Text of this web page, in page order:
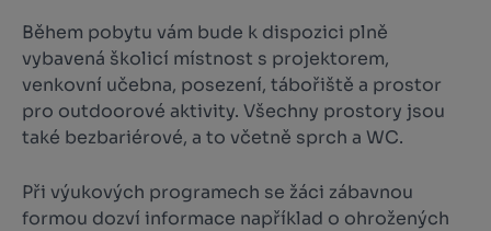
Během pobytu vám bude k dispozici plně
vybavená školicí místnost s projektorem,
venkovní učebna, posezení, tábořiště a prostor
pro outdoorové aktivity. Všechny prostory jsou
také bezbariérové, a to včetně sprch a WC.
Při výukových programech se žáci zábavnou
formou dozví informace například o ohrožených